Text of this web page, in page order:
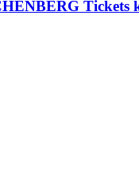
Tickets